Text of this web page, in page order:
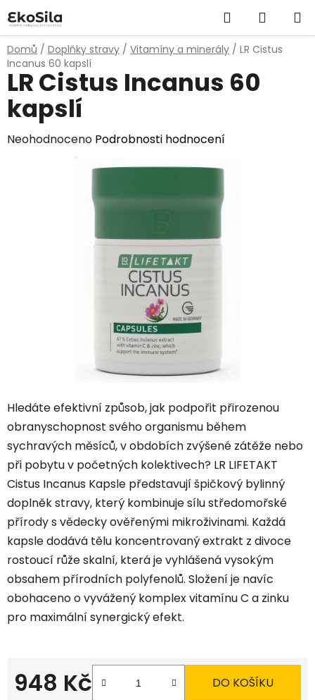
na
obsah
Hledat
KOŠÍK
Domů / Doplňky stravy / Vitamíny a minerály / LR Cistus
Incanus 60 kapslí
Hledáte efektivní způsob, jak podpořit přirozenou
obranyschopnost svého organismu během
sychravých měsíců, v obdobích zvýšené zátěže nebo
při pobytu v početných kolektivech? LR LIFETAKT
Cistus Incanus Kapsle představují špičkový bylinný
doplněk stravy, který kombinuje sílu středomořské
přírody s vědecky ověřenými mikroživinami. Každá
kapsle dodává tělu koncentrovaný extrakt z divoce
rostoucí růže skalní, která je vyhlášená vysokým
obsahem přírodních polyfenolů. Složení je navíc
obohaceno o vyvážený komplex vitamínu C a zinku
pro maximální synergický efekt.
948 Kč DO KOŠÍKU
LR Cistus Incanus 60
kapslí
Průměrné
Neohodnoceno Podrobnosti hodnocení